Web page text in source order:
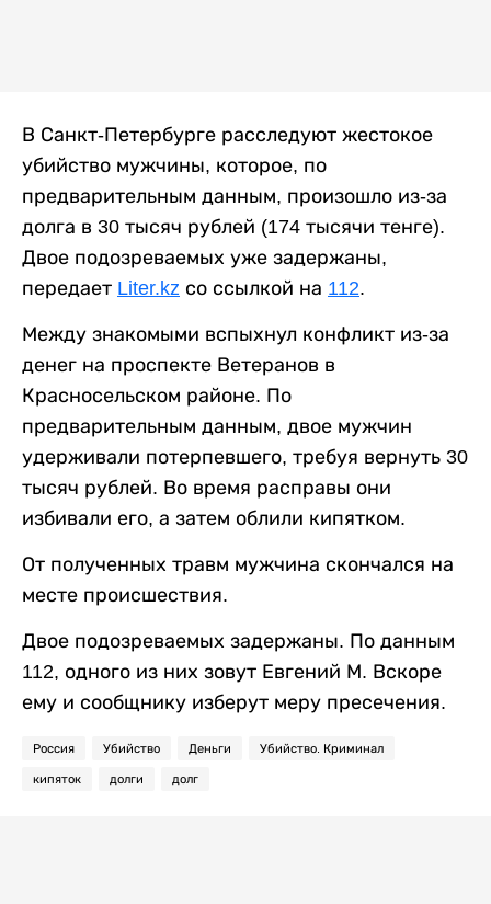
В Санкт-Петербурге расследуют жестокое
убийство мужчины, которое, по
предварительным данным, произошло из-за
долга в 30 тысяч рублей (174 тысячи тенге).
Двое подозреваемых уже задержаны,
передает Liter.kz со ссылкой на 112.
Между знакомыми вспыхнул конфликт из-за
денег на проспекте Ветеранов в
Красносельском районе. По
предварительным данным, двое мужчин
удерживали потерпевшего, требуя вернуть 30
тысяч рублей. Во время расправы они
избивали его, а затем облили кипятком.
От полученных травм мужчина скончался на
месте происшествия.
Двое подозреваемых задержаны. По данным
112, одного из них зовут Евгений М. Вскоре
ему и сообщнику изберут меру пресечения.
Россия Убийство Деньги Убийство. Криминал
кипяток долги долг